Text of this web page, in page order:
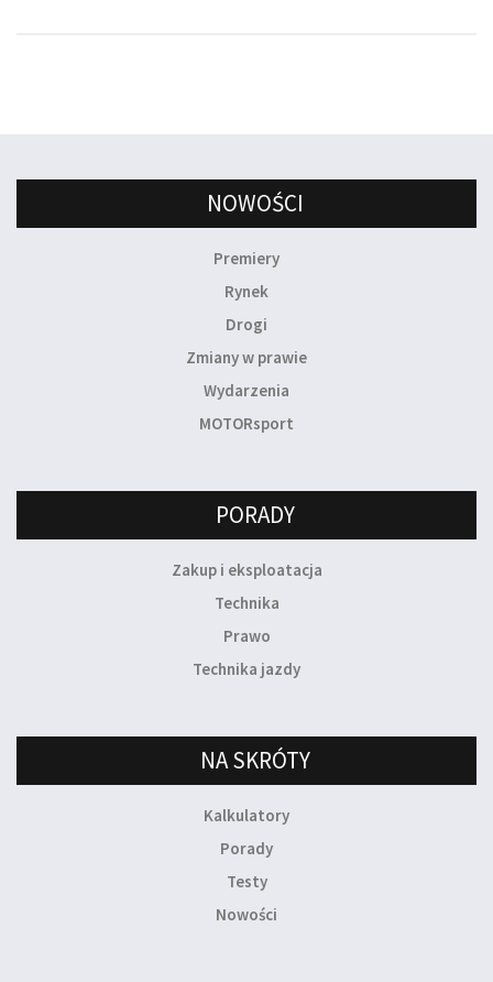
NOWOŚCI
Premiery
Rynek
Drogi
Zmiany w prawie
Wydarzenia
MOTORsport
PORADY
Zakup i eksploatacja
Technika
Prawo
Technika jazdy
NA SKRÓTY
Kalkulatory
Porady
Testy
Nowości